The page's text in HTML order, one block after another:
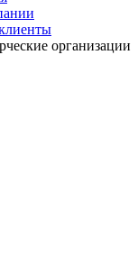
организации